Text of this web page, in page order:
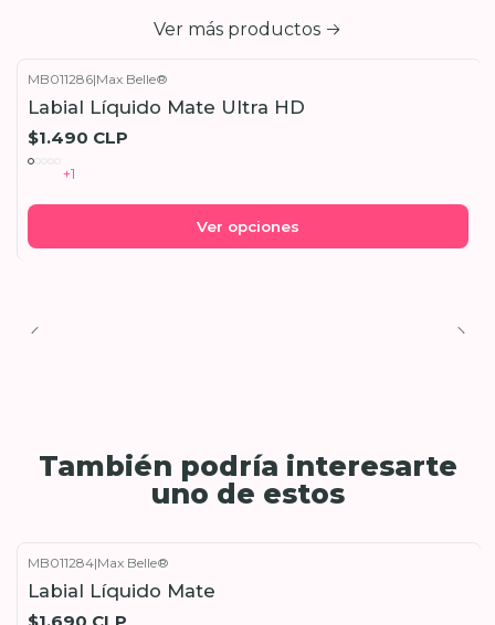
Ver más productos
MB011286|Max Belle®
Labial Líquido Mate Ultra HD
$1.490 CLP
+1
Ver opciones
También podría interesarte
uno de estos
MB011284|Max Belle®
Labial Líquido Mate
$1.690 CLP